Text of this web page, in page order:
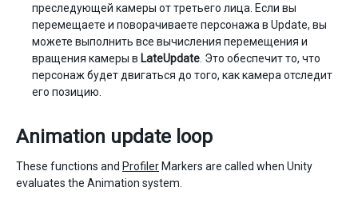
преследующей камеры от третьего лица. Если вы
перемещаете и поворачиваете персонажа в Update, вы
можете выполнить все вычисления перемещения и
вращения камеры в LateUpdate . Это обеспечит то, что
персонаж будет двигаться до того, как камера отследит
его позицию.
Animation update loop
These functions and Profiler Markers are called when Unity
evaluates the Animation system.